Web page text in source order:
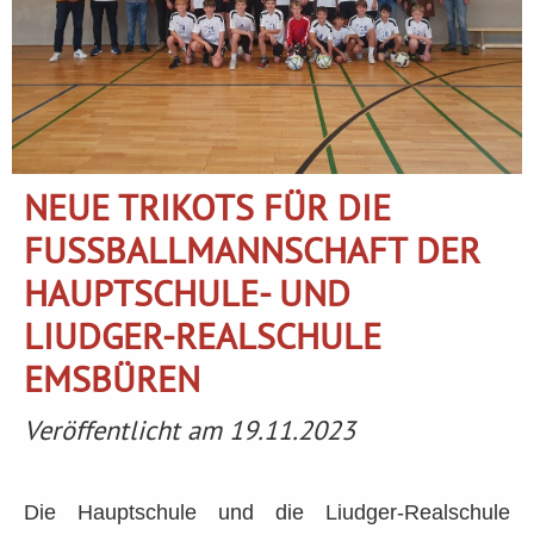
NEUE TRIKOTS FÜR DIE
FUSSBALLMANNSCHAFT DER H
AUPTSCHULE- UND L
IUDGER-REALSCHULE E
MSBÜREN
Veröffentlicht am 19.11.2023
Die Hauptschule und die Liudger-Realschule